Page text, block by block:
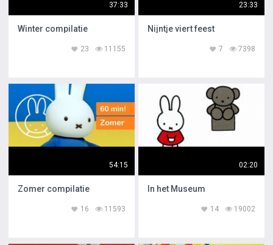
37:33
Winter compilatie
11155
23
23:33
Nijntje viert feest
7398
7
54:15
Zomer compilatie
11593
16
02:20
In het Museum
19002
14